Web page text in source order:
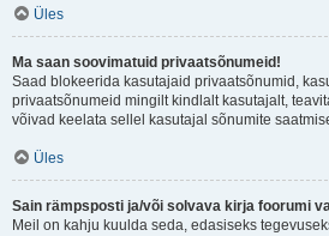
Üles
Ma saan soovimatuid privaatsõnumeid!
Saad blokeerida kasutajaid privaatsõnumid,
privaatsõnumeid mingilt kindlalt kasutajalt,
võivad keelata sellel kasutajal sõnumite
Üles
Sain rämpsposti ja/või solvava kirja foorumi
Meil on kahju kuulda seda, edasiseks